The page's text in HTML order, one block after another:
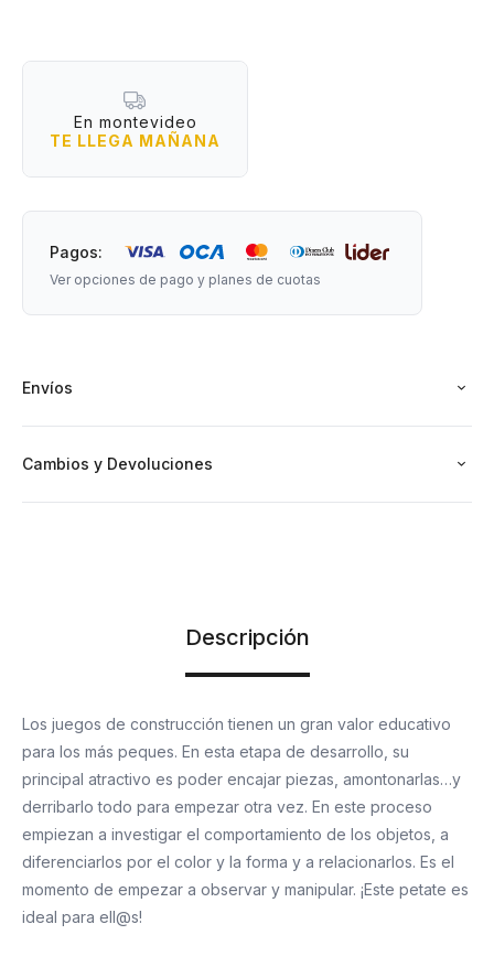
Medidas: 15 cm x 15 cm aprox.
En montevideo
TE LLEGA MAÑANA
Pagos:
Ver opciones de pago y planes de cuotas
Envíos
Cambios y Devoluciones
Descripción
Los juegos de construcción tienen un gran valor educativo
para los más peques. En esta etapa de desarrollo, su
principal atractivo es poder encajar piezas, amontonarlas…y
derribarlo todo para empezar otra vez. En este proceso
empiezan a investigar el comportamiento de los objetos, a
diferenciarlos por el color y la forma y a relacionarlos. Es el
momento de empezar a observar y manipular. ¡Este petate es
ideal para ell@s!